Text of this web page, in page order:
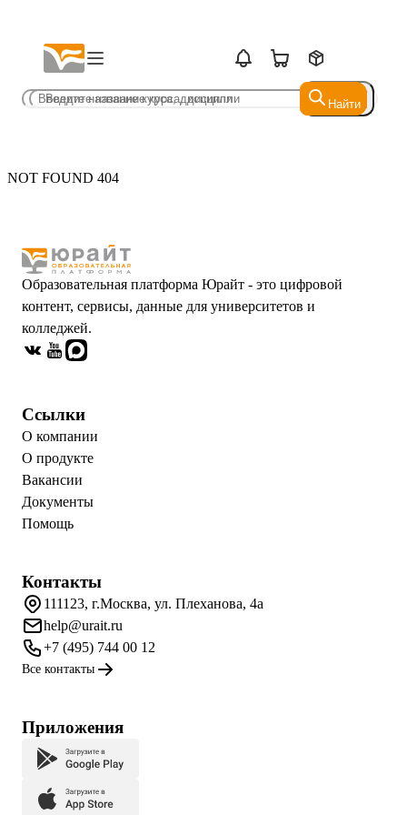
Найти
Найти
NOT FOUND 404
Образовательная платформа Юрайт - это цифровой
контент, сервисы, данные для университетов и
колледжей.
Ссылки
О компании
О продукте
Вакансии
Документы
Помощь
Контакты
111123, г.Москва, ул. Плеханова, 4а
help@urait.ru
+7 (495) 744 00 12
Все контакты
Приложения